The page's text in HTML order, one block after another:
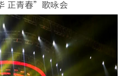
正青春”歌咏会